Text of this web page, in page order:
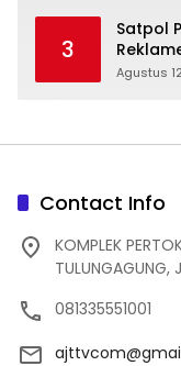
3
Satpol
dan
Agustus
Contact Info
KOMPLEK
TULUNGAGUNG,
081335551001